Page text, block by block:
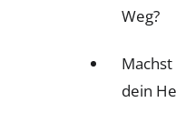
Weg?
dein